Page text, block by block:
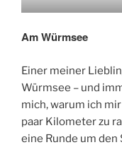
Am Würmsee
Einer meiner
Würmsee – und
mich, warum ich
paar Kilometer zu
eine Runde um den